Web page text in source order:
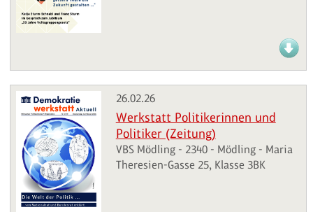
26.02.26
Werkstatt Politikerinnen und
Politiker (Zeitung)
VBS Mödling - 2340 - Mödling - Maria
Theresien-Gasse 25, Klasse 3BK